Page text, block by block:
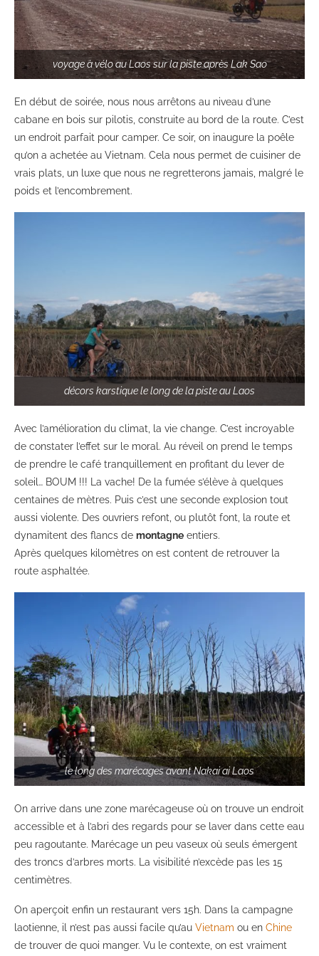
voyage à vélo au Laos sur la piste après Lak Sao
En début de soirée, nous nous arrêtons au niveau d’une
cabane en bois sur pilotis, construite au bord de la route. C’est
un endroit parfait pour camper. Ce soir, on inaugure la poêle
qu’on a achetée au Vietnam. Cela nous permet de cuisiner de
vrais plats, un luxe que nous ne regretterons jamais, malgré le
poids et l’encombrement.
décors karstique le long de la piste au Laos
Avec l’amélioration du climat, la vie change. C’est incroyable
de constater l’effet sur le moral. Au réveil on prend le temps
de prendre le café tranquillement en profitant du lever de
soleil… BOUM !!! La vache! De la fumée s’élève à quelques
centaines de mètres. Puis c’est une seconde explosion tout
aussi violente. Des ouvriers refont, ou plutôt font, la route et
dynamitent des flancs de montagne entiers.
Après quelques kilomètres on est content de retrouver la
route asphaltée.
le long des marécages avant Nakai ai Laos
On arrive dans une zone marécageuse où on trouve un endroit
accessible et à l’abri des regards pour se laver dans cette eau
peu ragoutante. Marécage un peu vaseux où seuls émergent
des troncs d’arbres morts. La visibilité n’excède pas les 15
centimètres.
On aperçoit enfin un restaurant vers 15h. Dans la campagne
laotienne, il n’est pas aussi facile qu’au Vietnam ou en Chine
de trouver de quoi manger. Vu le contexte, on est vraiment